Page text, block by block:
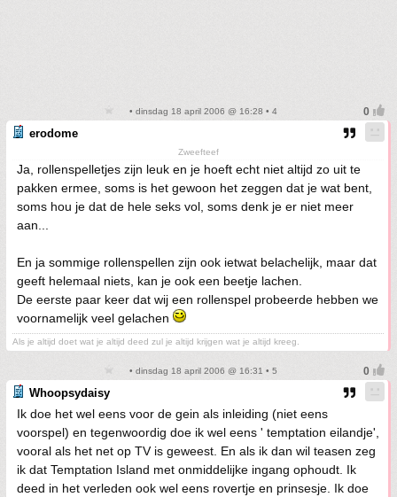
• dinsdag 18 april 2006 @ 16:28 • 4
erodome
Zweefteef
Ja, rollenspelletjes zijn leuk en je hoeft echt niet altijd zo uit te
pakken ermee, soms is het gewoon het zeggen dat je wat bent,
soms hou je dat de hele seks vol, soms denk je er niet meer
aan...
En ja sommige rollenspellen zijn ook ietwat belachelijk, maar dat
geeft helemaal niets, kan je ook een beetje lachen.
De eerste paar keer dat wij een rollenspel probeerde hebben we
voornamelijk veel gelachen
Als je altijd doet wat je altijd deed zul je altijd krijgen wat je altijd kreeg.
• dinsdag 18 april 2006 @ 16:31 • 5
Whoopsydaisy
Ik doe het wel eens voor de gein als inleiding (niet eens
voorspel) en tegenwoordig doe ik wel eens ' temptation eilandje',
vooral als het net op TV is geweest. En als ik dan wil teasen zeg
ik dat Temptation Island met onmiddelijke ingang ophoudt. Ik
deed in het verleden ook wel eens rovertje en prinsesje. Ik doe